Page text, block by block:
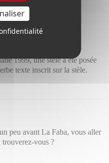
1999, une stèle a été posée
texte inscrit sur la stèle.
peu avant La Faba, vous aller
vous ?